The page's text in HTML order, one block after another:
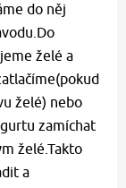
do něj
želé a
želé) nebo
zamíchat
želé.Takto
a